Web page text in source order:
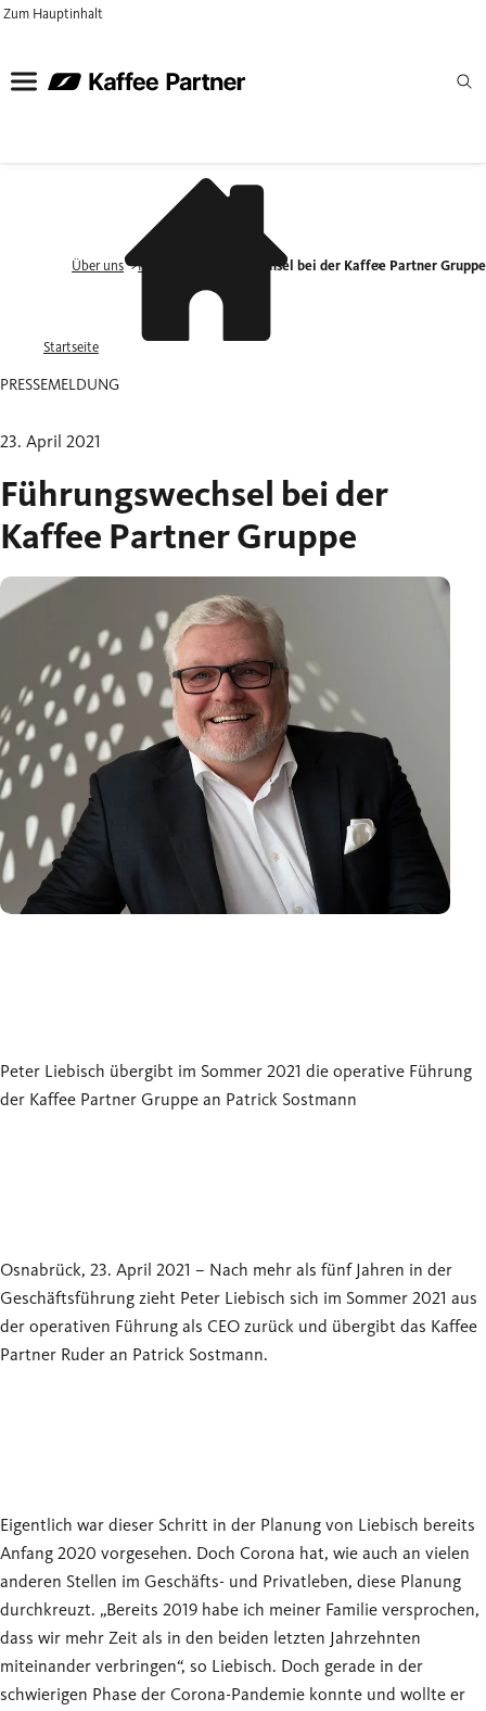
Zum Hauptinhalt
Startseite
Über uns Presse Führungswechsel bei der Kaffee Partner Gruppe
PRESSEMELDUNG
23. April 2021
Führungswechsel bei der
Kaffee Partner Gruppe
Peter Liebisch übergibt im Sommer 2021 die operative Führung
der Kaffee Partner Gruppe an Patrick Sostmann
Osnabrück, 23. April 2021 – Nach mehr als fünf Jahren in der
Geschäftsführung zieht Peter Liebisch sich im Sommer 2021 aus
der operativen Führung als CEO zurück und übergibt das Kaffee
Partner Ruder an Patrick Sostmann.
Eigentlich war dieser Schritt in der Planung von Liebisch bereits
Anfang 2020 vorgesehen. Doch Corona hat, wie auch an vielen
anderen Stellen im Geschäfts- und Privatleben, diese Planung
durchkreuzt. „Bereits 2019 habe ich meiner Familie versprochen,
dass wir mehr Zeit als in den beiden letzten Jahrzehnten
miteinander verbringen“, so Liebisch. Doch gerade in der
schwierigen Phase der Corona-Pandemie konnte und wollte er